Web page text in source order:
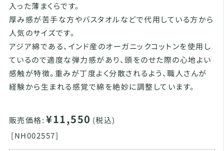
入った薄まくらです。
厚み感が苦手な方やバスタオルなどで代用している方から
人気のサイズです。
アジア綿である、インド産のオーガニックコットンを使用し
ているので適度な弾力感があり、頭をのせた際の心地よい
感触が特徴。重みが丁度よく分散されるよう、職人さんが
経験から生まれる感覚で綿を絶妙に調整しています。
販売価格: ¥11,550 (税込)
[NH002557]